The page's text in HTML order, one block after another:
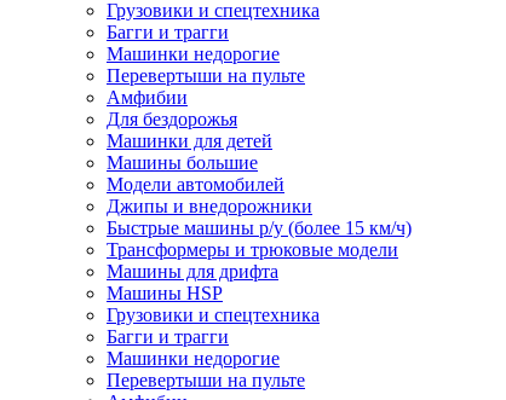
Грузовики и спецтехника
Багги и трагги
Машинки недорогие
Перевертыши на пульте
Амфибии
Для бездорожья
Машинки для детей
Машины большие
Модели автомобилей
Джипы и внедорожники
Быстрые машины р/у (более 15 км/ч)
Трансформеры и трюковые модели
Машины для дрифта
Машины HSP
Грузовики и спецтехника
Багги и трагги
Машинки недорогие
Перевертыши на пульте